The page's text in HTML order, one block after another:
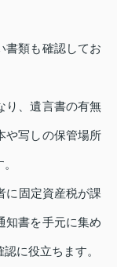
書類も確認してお
り、遺言書の有無
や写しの保管場所
に固定資産税が課
知書を手元に集め
に役立ちます。